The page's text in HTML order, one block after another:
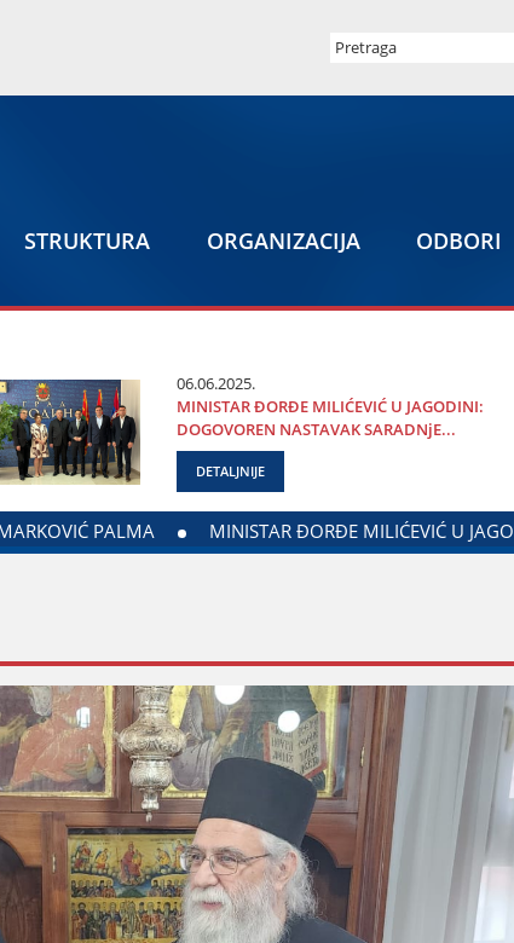
STRUKTURA ORGANIZACIЈA ODBORI
06.06.2025.
MINISTAR ĐORĐE MILIĆEVIĆ U ЈAGODINI:
DOGOVOREN NASTAVAK SARADNjE...
DETALJNIJE
ZADUŽENOG ZA ODNOSE SA DIЈASPOROM